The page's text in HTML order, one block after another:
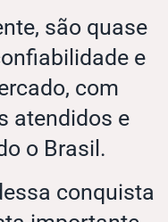
são quase
e
com
atendidos e
o Brasil.
conquista